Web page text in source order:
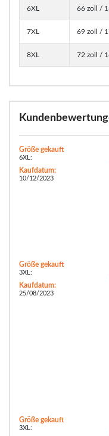
6XL 66 zoll /
7XL 69 zoll /
8XL 72 zoll /
Größe gekauft
6XL:
Kaufdatum:
10/12/2023
Größe gekauft
3XL:
Kaufdatum:
25/08/2023
Größe gekauft
3XL: